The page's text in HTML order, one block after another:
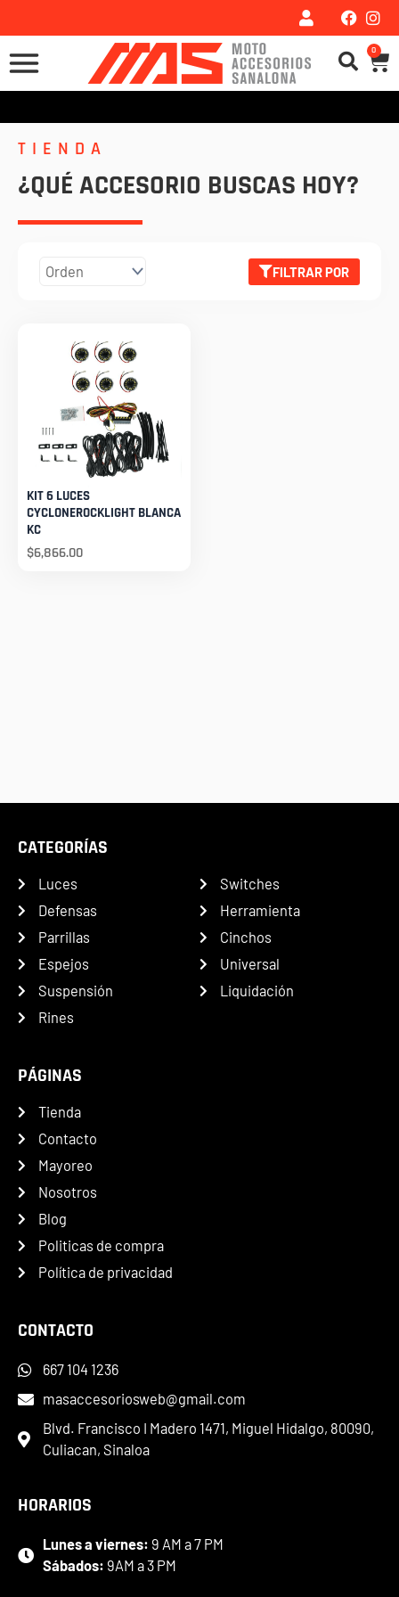
al
contenido
0
TIENDA
¿QUÉ ACCESORIO BUSCAS HOY?
FILTRAR POR
KIT 6 LUCES
CYCLONEROCKLIGHT BLANCA
KC
$6,866.00
CATEGORÍAS
Luces
Defensas
Parrillas
Espejos
Suspensión
Rines
Switches
Herramienta
Cinchos
Universal
Liquidación
PÁGINAS
Tienda
Contacto
Mayoreo
Nosotros
Blog
Politicas de compra
Política de privacidad
CONTACTO
667 104 1236
masaccesoriosweb@gmail.com
Blvd. Francisco I Madero 1471, Miguel Hidalgo, 80090,
Culiacan, Sinaloa
HORARIOS
Lunes a viernes: 9 AM a 7 PM
Sábados: 9AM a 3 PM